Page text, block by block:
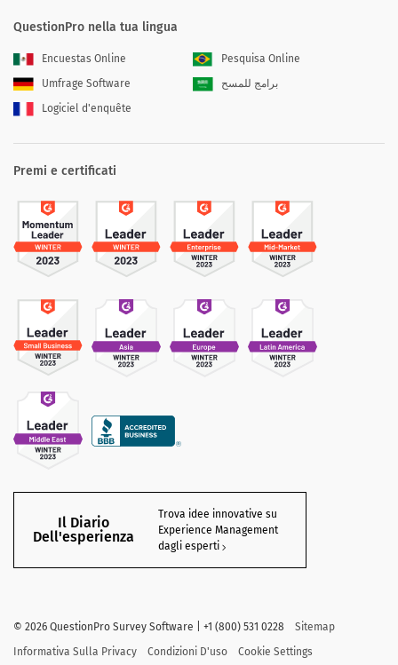
QuestionPro nella tua lingua
Encuestas Online
Pesquisa Online
Umfrage Software
برامج للمسح
Logiciel d'enquête
Premi e certificati
Il Diario
Dell'esperienza
Trova idee innovative su
Experience Management
dagli esperti
© 2026 QuestionPro Survey Software | +1 (800) 531 0228
Sitemap
Informativa Sulla Privacy
Condizioni D'uso Cookie Settings